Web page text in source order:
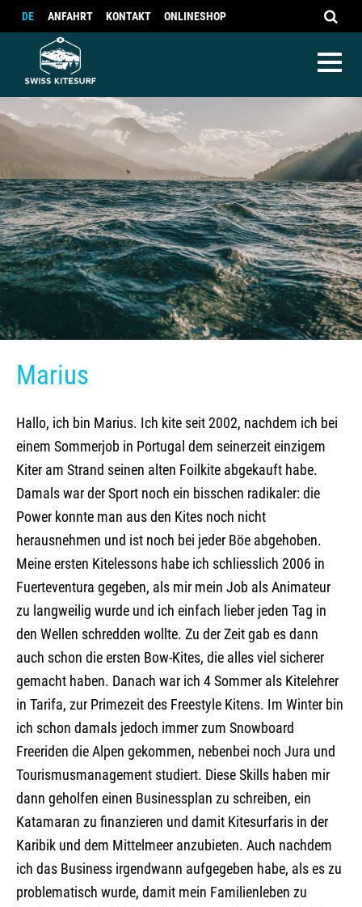
DE ANFAHRT KONTAKT ONLINESHOP
Kite Camp Egypt
Kite Camp Sicily
Marius
Hallo, ich bin Marius. Ich kite seit 2002, nachdem ich bei
einem Sommerjob in Portugal dem seinerzeit einzigem
Kiter am Strand seinen alten Foilkite abgekauft habe.
Damals war der Sport noch ein bisschen radikaler: die
Power konnte man aus den Kites noch nicht
herausnehmen und ist noch bei jeder Böe abgehoben.
Meine ersten Kitelessons habe ich schliesslich 2006 in
Fuerteventura gegeben, als mir mein Job als Animateur
zu langweilig wurde und ich einfach lieber jeden Tag in
den Wellen schredden wollte. Zu der Zeit gab es dann
auch schon die ersten Bow-Kites, die alles viel sicherer
gemacht haben. Danach war ich 4 Sommer als Kitelehrer
in Tarifa, zur Primezeit des Freestyle Kitens. Im Winter bin
ich schon damals jedoch immer zum Snowboard
Freeriden die Alpen gekommen, nebenbei noch Jura und
Tourismusmanagement studiert. Diese Skills haben mir
dann geholfen einen Businessplan zu schreiben, ein
Katamaran zu finanzieren und damit Kitesurfaris in der
Karibik und dem Mittelmeer anzubieten. Auch nachdem
ich das Business irgendwann aufgegeben habe, als es zu
problematisch wurde, damit mein Familienleben zu